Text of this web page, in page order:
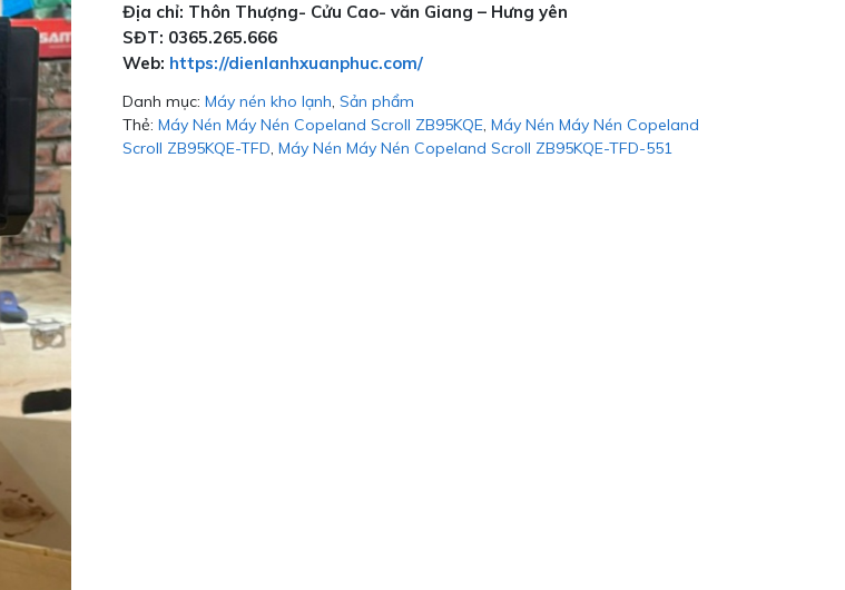
Địa chỉ: Thôn Thượng- Cửu Cao- văn Giang – Hưng yên
SĐT: 0365.265.666
Web: https://dienlanhxuanphuc.com/
Danh mục: Máy nén kho lạnh, Sản phẩm
Thẻ: Máy Nén Máy Nén Copeland Scroll ZB95KQE, Máy Nén Máy Nén Copeland
Scroll ZB95KQE-TFD, Máy Nén Máy Nén Copeland Scroll ZB95KQE-TFD-551